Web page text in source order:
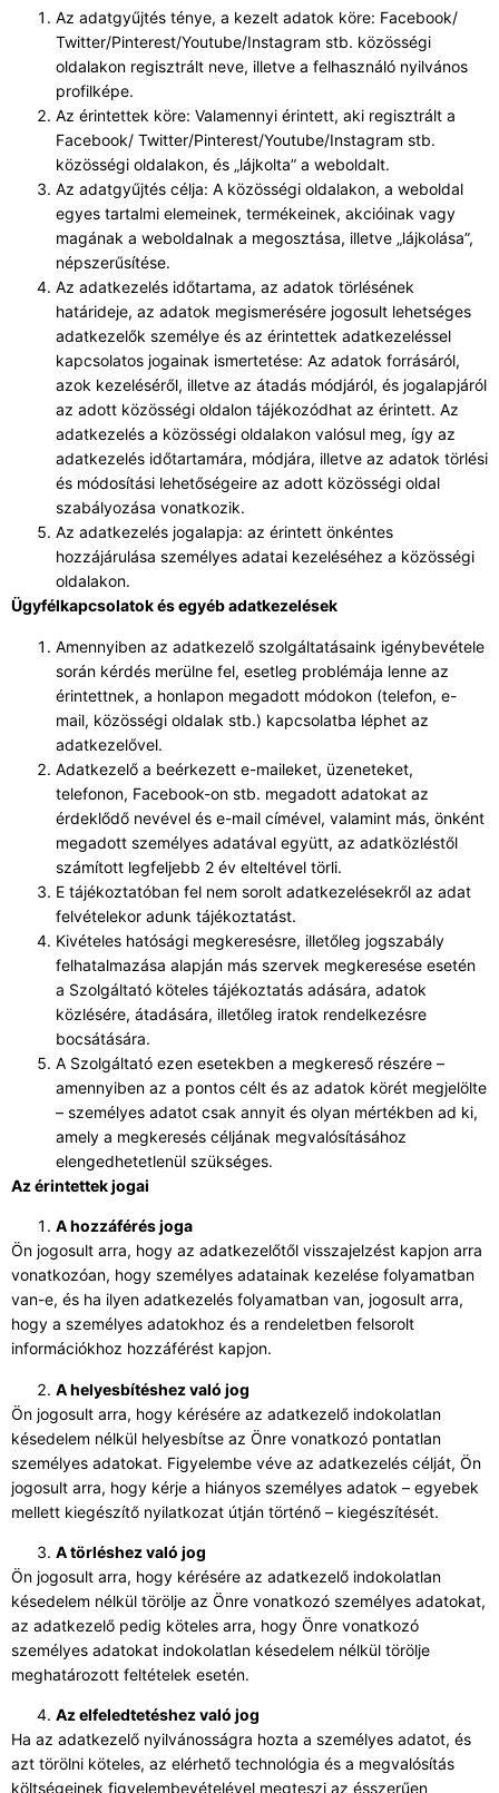
Az adatgyűjtés ténye, a kezelt adatok köre: Facebook/
Twitter/Pinterest/Youtube/Instagram stb. közösségi
oldalakon regisztrált neve, illetve a felhasználó nyilvános
profilképe.
Az érintettek köre: Valamennyi érintett, aki regisztrált a
Facebook/ Twitter/Pinterest/Youtube/Instagram stb.
közösségi oldalakon, és „lájkolta” a weboldalt.
Az adatgyűjtés célja: A közösségi oldalakon, a weboldal
egyes tartalmi elemeinek, termékeinek, akcióinak vagy
magának a weboldalnak a megosztása, illetve „lájkolása”,
népszerűsítése.
Az adatkezelés időtartama, az adatok törlésének
határideje, az adatok megismerésére jogosult lehetséges
adatkezelők személye és az érintettek adatkezeléssel
kapcsolatos jogainak ismertetése: Az adatok forrásáról,
azok kezeléséről, illetve az átadás módjáról, és jogalapjáról
az adott közösségi oldalon tájékozódhat az érintett. Az
adatkezelés a közösségi oldalakon valósul meg, így az
adatkezelés időtartamára, módjára, illetve az adatok törlési
és módosítási lehetőségeire az adott közösségi oldal
szabályozása vonatkozik.
Az adatkezelés jogalapja: az érintett önkéntes
hozzájárulása személyes adatai kezeléséhez a közösségi
oldalakon.
Ügyfélkapcsolatok és egyéb adatkezelések
Amennyiben az adatkezelő szolgáltatásaink igénybevétele
során kérdés merülne fel, esetleg problémája lenne az
érintettnek, a honlapon megadott módokon (telefon, e-
mail, közösségi oldalak stb.) kapcsolatba léphet az
adatkezelővel.
Adatkezelő a beérkezett e-maileket, üzeneteket,
telefonon, Facebook-on stb. megadott adatokat az
érdeklődő nevével és e-mail címével, valamint más, önként
megadott személyes adatával együtt, az adatközléstől
számított legfeljebb 2 év elteltével törli.
E tájékoztatóban fel nem sorolt adatkezelésekről az adat
felvételekor adunk tájékoztatást.
Kivételes hatósági megkeresésre, illetőleg jogszabály
felhatalmazása alapján más szervek megkeresése esetén
a Szolgáltató köteles tájékoztatás adására, adatok
közlésére, átadására, illetőleg iratok rendelkezésre
bocsátására.
A Szolgáltató ezen esetekben a megkereső részére –
amennyiben az a pontos célt és az adatok körét megjelölte
– személyes adatot csak annyit és olyan mértékben ad ki,
amely a megkeresés céljának megvalósításához
elengedhetetlenül szükséges.
Az érintettek jogai
A hozzáférés joga
Ön jogosult arra, hogy az adatkezelőtől visszajelzést kapjon arra
vonatkozóan, hogy személyes adatainak kezelése folyamatban
van-e, és ha ilyen adatkezelés folyamatban van, jogosult arra,
hogy a személyes adatokhoz és a rendeletben felsorolt
információkhoz hozzáférést kapjon.
A helyesbítéshez való jog
Ön jogosult arra, hogy kérésére az adatkezelő indokolatlan
késedelem nélkül helyesbítse az Önre vonatkozó pontatlan
személyes adatokat. Figyelembe véve az adatkezelés célját, Ön
jogosult arra, hogy kérje a hiányos személyes adatok – egyebek
mellett kiegészítő nyilatkozat útján történő – kiegészítését.
A törléshez való jog
Ön jogosult arra, hogy kérésére az adatkezelő indokolatlan
késedelem nélkül törölje az Önre vonatkozó személyes adatokat,
az adatkezelő pedig köteles arra, hogy Önre vonatkozó
személyes adatokat indokolatlan késedelem nélkül törölje
meghatározott feltételek esetén.
Az elfeledtetéshez való jog
Ha az adatkezelő nyilvánosságra hozta a személyes adatot, és
azt törölni köteles, az elérhető technológia és a megvalósítás
költségeinek figyelembevételével megteszi az ésszerűen